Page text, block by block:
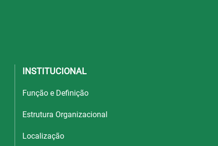
INSTITUCIONAL
Função e Definição
Estrutura Organizacional
Localização